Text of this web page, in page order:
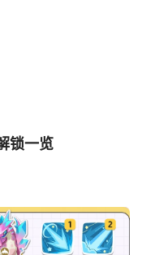
锁一览